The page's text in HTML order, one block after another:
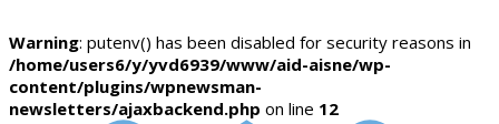
Warning: putenv() has been disabled for security reasons in
/home/users6/y/yvd6939/www/aid-aisne/wp-
content/plugins/wpnewsman-
newsletters/ajaxbackend.php on line 12